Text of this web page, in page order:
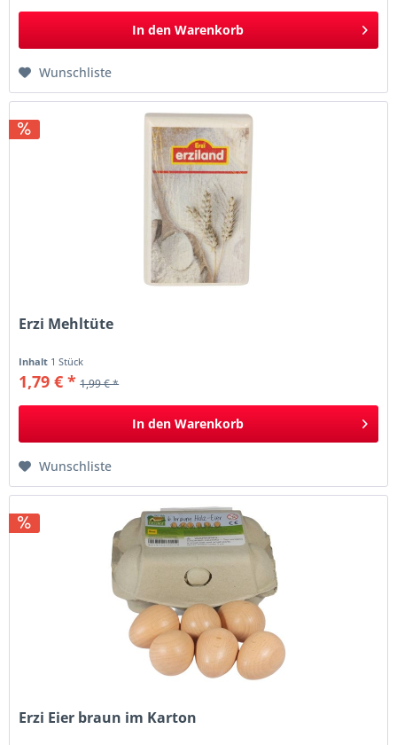
In den Warenkorb
Wunschliste
Erzi Mehltüte
Inhalt 1 Stück
1,79 € * 1,99 € *
In den Warenkorb
Wunschliste
Erzi Eier braun im Karton